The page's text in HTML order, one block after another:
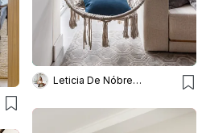
Leticia De Nóbrega Arquitetura